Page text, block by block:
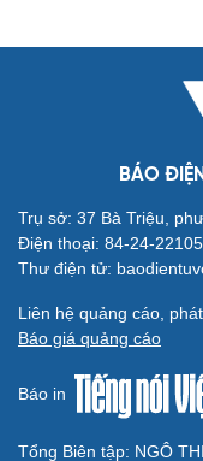
BÁO
Trụ sở: 37 Bà Triệu,
Điện thoại: 84-24-
Thư điện tử:
Liên hệ quảng cáo,
Báo giá quảng cáo
Báo in
Tổng Biên tập: NGÔ